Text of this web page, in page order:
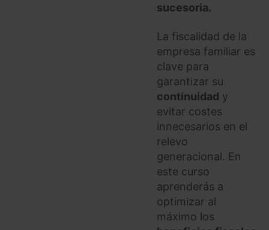
sucesoria.
La fiscalidad de la
empresa familiar es
clave para
garantizar su
continuidad y
evitar costes
innecesarios en el
relevo
generacional. En
este curso
aprenderás a
optimizar al
máximo los